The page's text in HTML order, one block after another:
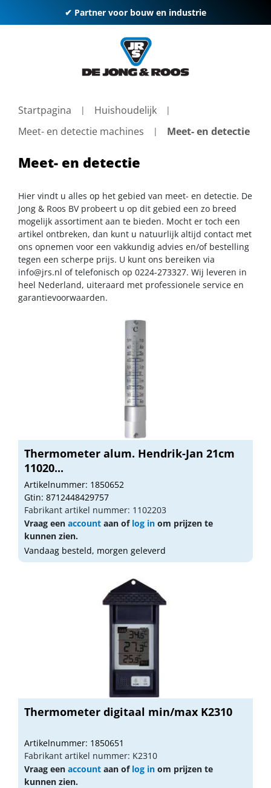
✔ Partner voor bouw en industrie
Startpagina
Huishoudelijk
Meet- en detectie machines
Meet- en detectie
Meet- en detectie
Hier vindt u alles op het gebied van meet- en detectie. De
Jong & Roos BV probeert u op dit gebied een zo breed
mogelijk assortiment aan te bieden. Mocht er toch een
artikel ontbreken, dan kunt u natuurlijk altijd contact met
ons opnemen voor een vakkundig advies en/of bestelling
tegen een scherpe prijs. U kunt ons bereiken via
info@jrs.nl of telefonisch op 0224-273327. Wij leveren in
heel Nederland, uiteraard met professionele service en
garantievoorwaarden.
Thermometer alum. Hendrik-Jan 21cm
11020...
Artikelnummer: 1850652
Gtin: 8712448429757
Fabrikant artikel nummer: 1102203
Vraag een account aan of log in om prijzen te
kunnen zien.
Vandaag besteld, morgen geleverd
Thermometer digitaal min/max K2310
Artikelnummer: 1850651
Fabrikant artikel nummer: K2310
Vraag een account aan of log in om prijzen te
kunnen zien.